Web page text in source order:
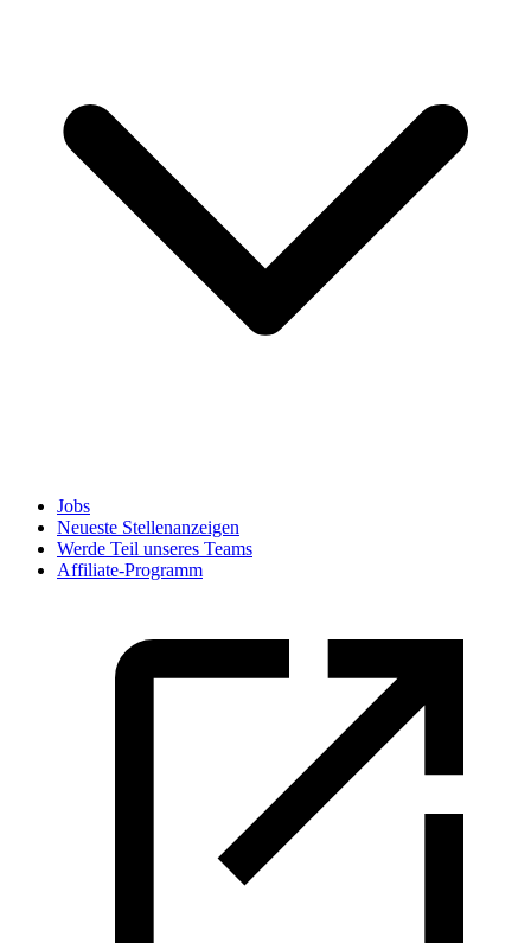
Jobs
Neueste Stellenanzeigen
Werde Teil unseres Teams
Affiliate-Programm